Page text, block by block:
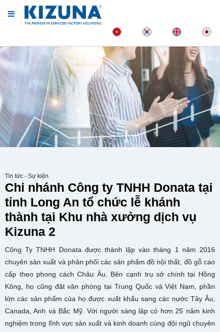
Tin tức - Sự kiện
Chi nhánh Công ty TNHH Donata tại
tỉnh Long An tổ chức lễ khánh
thành tại Khu nhà xưởng dịch vụ
Kizuna 2
Công Ty TNHH Donata được thành lập vào tháng 1 năm 2016
chuyên sản xuất và phân phối các sản phẩm đồ nội thất, đồ gỗ cao
cấp theo phong cách Châu Âu. Bên cạnh trụ sở chính tại Hồng
Kông, họ cũng đặt văn phòng tại Trung Quốc và Việt Nam, phần
lớn các sản phẩm của họ được xuất khẩu sang các nước Tây Âu,
Canada, Anh và Bắc Mỹ. Với người sáng lập có hơn 25 năm kinh
nghiệm trong lĩnh vực sản xuất và kinh doanh cùng đội ngũ chuyên